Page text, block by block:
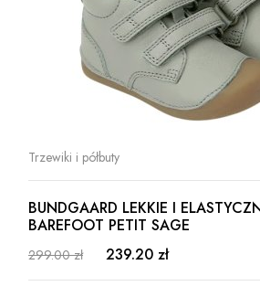
Trzewiki i półbuty
BUNDGAARD LEKKIE I
BAREFOOT PETIT SAGE
299.00 zł 239.20 zł